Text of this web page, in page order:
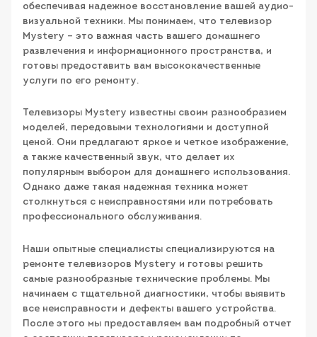
обеспечивая надежное восстановление вашей аудио-
визуальной техники. Мы понимаем, что телевизор
Mystery – это важная часть вашего домашнего
развлечения и информационного пространства, и
готовы предоставить вам высококачественные
услуги по его ремонту.
Телевизоры Mystery известны своим разнообразием
моделей, передовыми технологиями и доступной
ценой. Они предлагают яркое и четкое изображение,
а также качественный звук, что делает их
популярным выбором для домашнего использования.
Однако даже такая надежная техника может
столкнуться с неисправностями или потребовать
профессионального обслуживания.
Наши опытные специалисты специализируются на
ремонте телевизоров Mystery и готовы решить
самые разнообразные технические проблемы. Мы
начинаем с тщательной диагностики, чтобы выявить
все неисправности и дефекты вашего устройства.
После этого мы предоставляем вам подробный отчет